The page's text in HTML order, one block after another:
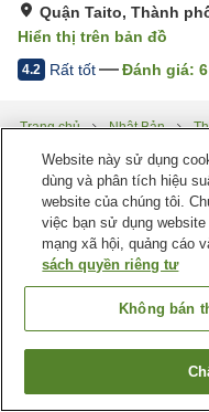
Quận Taito, Thành
Hiển thị trên bản đồ
4.2 Rất tốt Đánh giá: 6
Trang chủ Nhật Bản
Website này sử dụng
dùng và phân tích hiệu
website của chúng tôi.
việc bạn sử dụng
mạng xã hội, quảng cáo
sách quyền riêng tư
Không bán